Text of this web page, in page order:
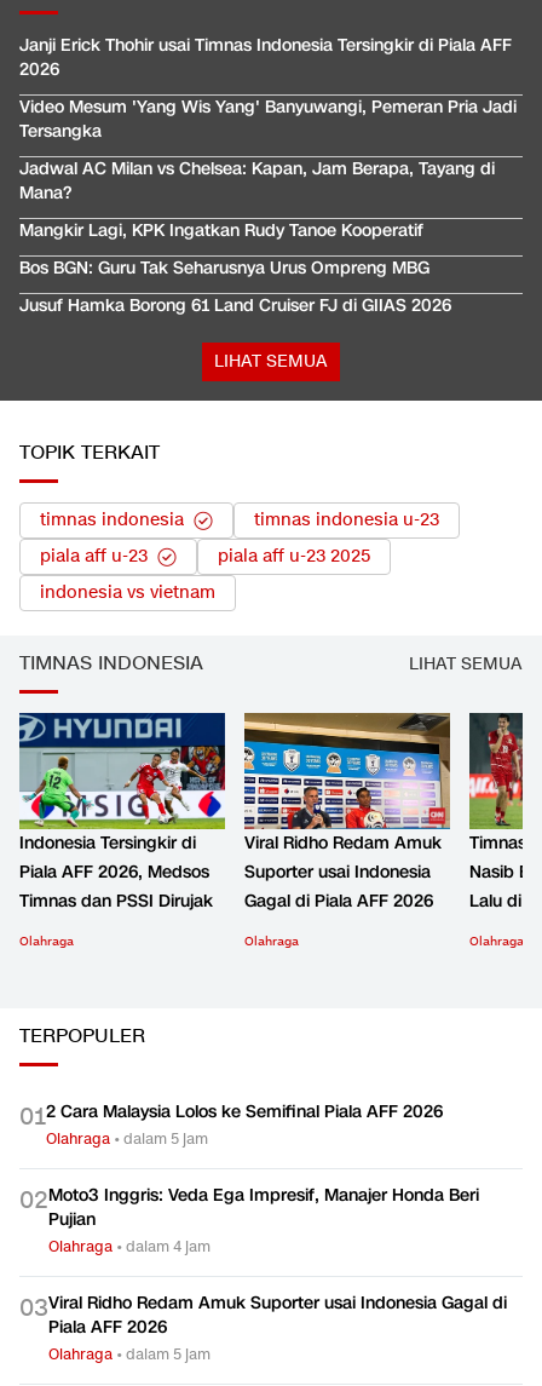
Janji Erick Thohir usai Timnas Indonesia Tersingkir di Piala AFF
2026
Video Mesum 'Yang Wis Yang' Banyuwangi, Pemeran Pria Jadi
Tersangka
Jadwal AC Milan vs Chelsea: Kapan, Jam Berapa, Tayang di
Mana?
Mangkir Lagi, KPK Ingatkan Rudy Tanoe Kooperatif
Bos BGN: Guru Tak Seharusnya Urus Ompreng MBG
Jusuf Hamka Borong 61 Land Cruiser FJ di GIIAS 2026
LIHAT SEMUA
TOPIK TERKAIT
timnas indonesia
timnas indonesia u-23
piala aff u-23
piala aff u-23 2025
indonesia vs vietnam
TIMNAS INDONESIA LIHAT SEMUA
Indonesia Tersingkir di
Piala AFF 2026, Medsos
Timnas dan PSSI Dirujak
Olahraga
Viral Ridho Redam Amuk
Suporter usai Indonesia
Gagal di Piala AFF 2026
Olahraga
Timnas
Nasib
Lalu di
Olahraga
TERPOPULER
012 Cara Malaysia Lolos ke Semifinal Piala AFF 2026
Olahraga •dalam 5 jam
02Moto3 Inggris: Veda Ega Impresif, Manajer Honda Beri
Pujian
Olahraga •dalam 4 jam
03Viral Ridho Redam Amuk Suporter usai Indonesia Gagal di
Piala AFF 2026
Olahraga •dalam 5 jam